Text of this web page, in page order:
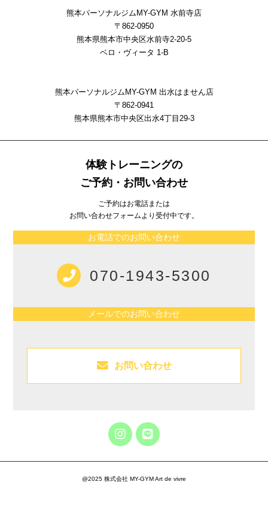
熊本パーソナルジムMY-GYM 水前寺店
〒862-0950
熊本県熊本市中央区水前寺2-20-5
ベロ・ヴィータ 1-B
熊本パーソナルジムMY-GYM 出水はません店
〒862-0941
熊本県熊本市中央区出⽔4丁⽬29-3
体験トレーニングの
ご予約・お問い合わせ
ご予約はお電話または
お問い合わせフォームより受付中です。
お電話でのお問い合わせ
070-1943-5300
メールでのお問い合わせ
お問い合わせ
@2025 株式会社 MY-GYM Art de vivre